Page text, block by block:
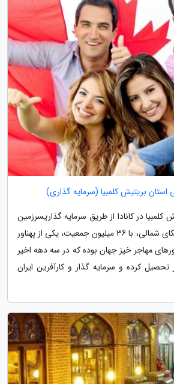
استان بریتیش کلمبیا (سرمایه گذاری)
در کانادا از طریق سرمایه گذاریسرزمین
سرد و زیبا کانادا در آمریکای شمالی، با 36 میلیون جمعیت، یکی از پهناور
مهاجر خیز جهان بوده که در سه دهه اخیر
تحصیل کرده و سرمایه گذار و کارآفرین ایران